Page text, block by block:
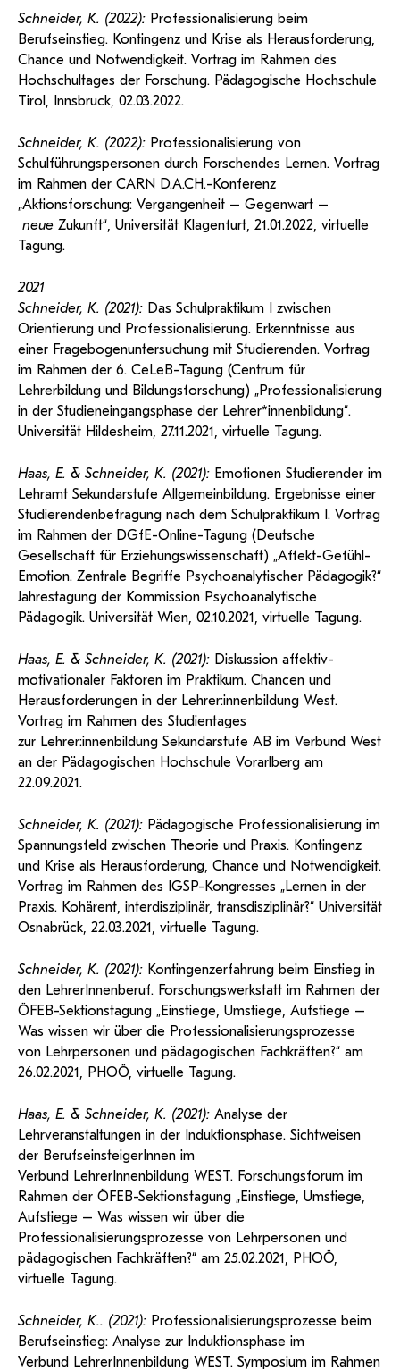
Schneider, K. (2022): Professionalisierung beim
Berufseinstieg. Kontingenz und Krise als Herausforderung,
Chance und Notwendigkeit. Vortrag im Rahmen des
Hochschultages der Forschung. Pädagogische Hochschule
Tirol, Innsbruck, 02.03.2022.
Schneider, K. (2022): Professionalisierung von
Schulführungspersonen durch Forschendes Lernen. Vortrag
im Rahmen der CARN D.A.CH.-Konferenz
„Aktionsforschung: Vergangenheit – Gegenwart –
neue Zukunft“, Universität Klagenfurt, 21.01.2022, virtuelle
Tagung.
2021
Schneider, K. (2021): Das Schulpraktikum I zwischen
Orientierung und Professionalisierung. Erkenntnisse aus
einer Fragebogenuntersuchung mit Studierenden. Vortrag
im Rahmen der 6. CeLeB-Tagung (Centrum für
Lehrerbildung und Bildungsforschung) „Professionalisierung
in der Studieneingangsphase der Lehrer*innenbildung“.
Universität Hildesheim, 27.11.2021, virtuelle Tagung.
Haas, E. & Schneider, K. (2021): Emotionen Studierender im
Lehramt Sekundarstufe Allgemeinbildung. Ergebnisse einer
Studierendenbefragung nach dem Schulpraktikum I. Vortrag
im Rahmen der DGfE-Online-Tagung (Deutsche
Gesellschaft für Erziehungswissenschaft) „Affekt-Gefühl-
Emotion. Zentrale Begriffe Psychoanalytischer Pädagogik?“
Jahrestagung der Kommission Psychoanalytische
Pädagogik. Universität Wien, 02.10.2021, virtuelle Tagung.
Haas, E. & Schneider, K. (2021): Diskussion affektiv-
motivationaler Faktoren im Praktikum. Chancen und
Herausforderungen in der Lehrer:innenbildung West.
Vortrag im Rahmen des Studientages
zur Lehrer:innenbildung Sekundarstufe AB im Verbund West
an der Pädagogischen Hochschule Vorarlberg am
22.09.2021.
Schneider, K. (2021): Pädagogische Professionalisierung im
Spannungsfeld zwischen Theorie und Praxis. Kontingenz
und Krise als Herausforderung, Chance und Notwendigkeit.
Vortrag im Rahmen des IGSP-Kongresses „Lernen in der
Praxis. Kohärent, interdisziplinär, transdisziplinär?“ Universität
Osnabrück, 22.03.2021, virtuelle Tagung.
Schneider, K. (2021): Kontingenzerfahrung beim Einstieg in
den LehrerInnenberuf. Forschungswerkstatt im Rahmen der
ÖFEB-Sektionstagung „Einstiege, Umstiege, Aufstiege –
Was wissen wir über die Professionalisierungsprozesse
von Lehrpersonen und pädagogischen Fachkräften?“ am
26.02.2021, PHOÖ, virtuelle Tagung.
Haas, E. & Schneider, K. (2021): Analyse der
Lehrveranstaltungen in der Induktionsphase. Sichtweisen
der BerufseinsteigerInnen im
Verbund LehrerInnenbildung WEST. Forschungsforum im
Rahmen der ÖFEB-Sektionstagung „Einstiege, Umstiege,
Aufstiege – Was wissen wir über die
Professionalisierungsprozesse von Lehrpersonen und
pädagogischen Fachkräften?“ am 25.02.2021, PHOÖ,
virtuelle Tagung.
Schneider, K.. (2021): Professionalisierungsprozesse beim
Berufseinstieg: Analyse zur Induktionsphase im
Verbund LehrerInnenbildung WEST. Symposium im Rahmen